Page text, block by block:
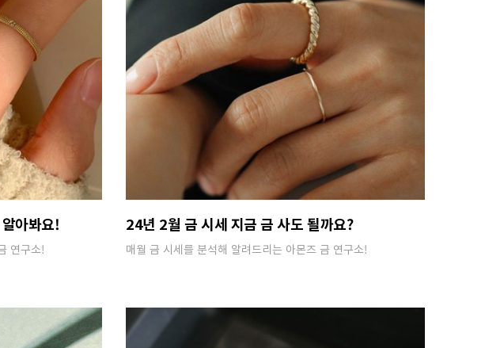
아봐요!
연구소!
24년 2월 금 시세 지금 금 사도 될까요?
매월 금 시세를 분석해 알려드리는 아몬즈 금 연구소!